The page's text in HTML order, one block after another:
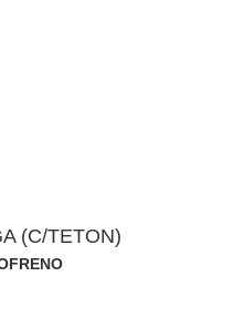
(C/TETON)